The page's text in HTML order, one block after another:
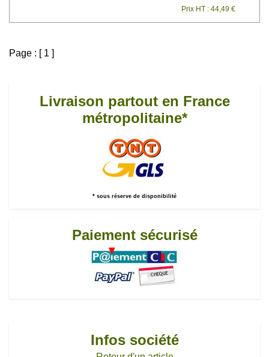
Prix HT : 44,49 €
Page : [ 1 ]
Livraison partout en France
métropolitaine*
* sous réserve de disponibilité
Paiement sécurisé
Infos société